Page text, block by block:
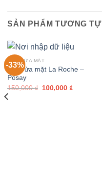
SẢN PHẨM TƯƠNG TỰ
-33%
SỮA RỬA MẶT
Sữa rửa mặt La Roche –
Posay
150,000₫ 100,000 ₫